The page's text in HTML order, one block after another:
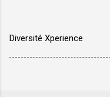
Diversité Xperience